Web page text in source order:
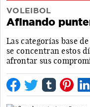
VOLEIBOL
Afinando
Las categorías base
se concentran estos
afrontar sus